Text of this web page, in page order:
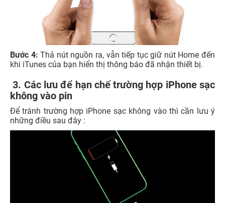
Bước 4: Thả nút nguồn ra, vẫn tiếp tục giữ nút Home đến
khi iTunes của bạn hiển thị thông báo đã nhận thiết bị.
3. Các lưu để hạn chế trường hợp iPhone sạc
không vào pin
Để tránh trường hợp iPhone sạc không vào thì cần lưu ý
những điều sau đây :